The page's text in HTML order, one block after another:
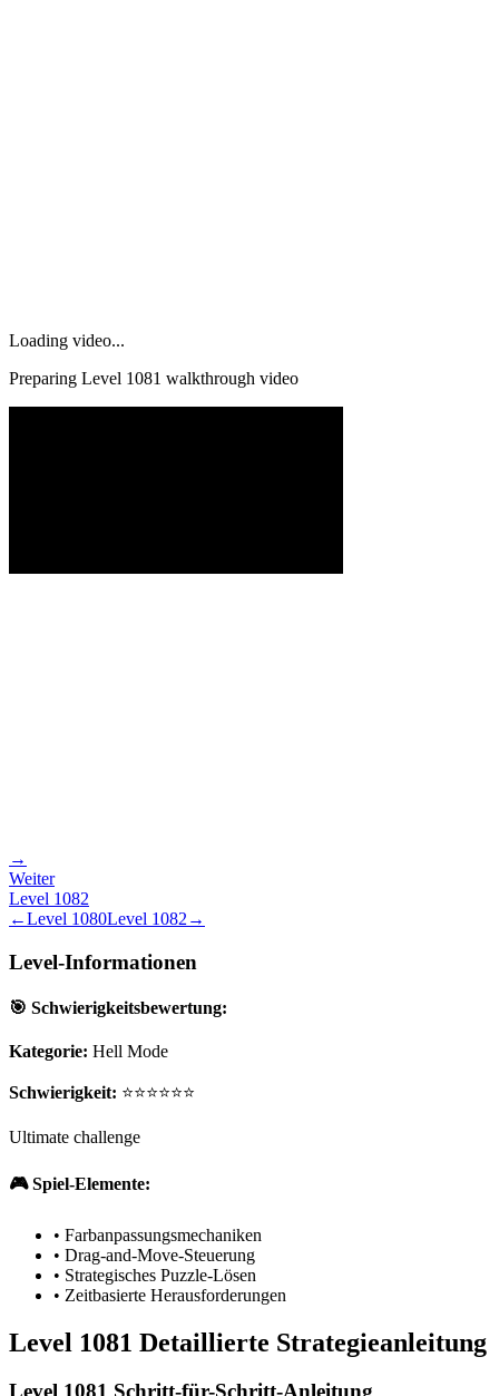
Loading video...
Preparing Level 1081 walkthrough video
→
Weiter
Level 1082
←Level 1080Level 1082 →
Level-Informationen
🎯 Schwierigkeitsbewertung:
Kategorie: Hell Mode
Schwierigkeit: ⭐⭐⭐⭐⭐⭐
Ultimate challenge
🎮 Spiel-Elemente:
• Farbanpassungsmechaniken
• Drag-and-Move-Steuerung
• Strategisches Puzzle-Lösen
• Zeitbasierte Herausforderungen
Level 1081 Detaillierte Strategieanleitung